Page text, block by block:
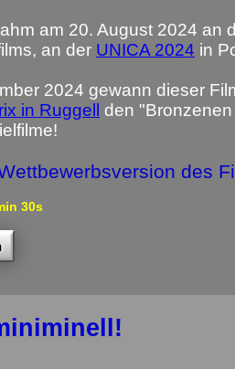
am 20. August 2024 an
an der UNICA 2024 in
2024 gewann dieser
in Ruggell den
des
30s